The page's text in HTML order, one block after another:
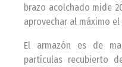
brazo acolchado mide
aprovechar al máximo
El armazón es de
partículas recubierto